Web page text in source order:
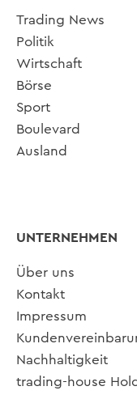
Trading News
Politik
Wirtschaft
Börse
Sport
Boulevard
Ausland
UNTERNEHMEN
Über uns
Kontakt
Impressum
Nachhaltigkeit
trading-house